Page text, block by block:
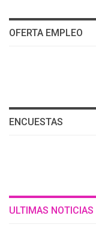
OFERTA EMPLEO
ENCUESTAS
ULTIMAS NOTICIAS